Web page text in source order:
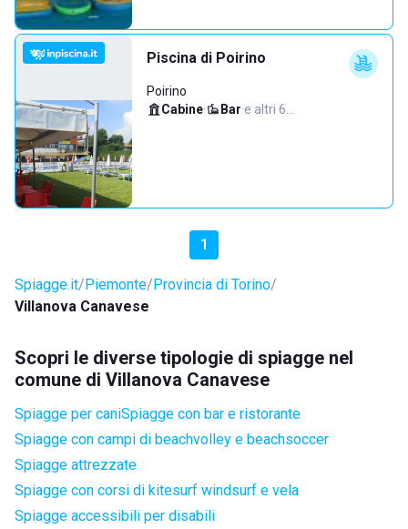
Piscina di Poirino
Poirino
Cabine· Bar·e altri 6…
1
Spiagge.it Piemonte Provincia di Torino
Villanova Canavese
Scopri le diverse tipologie di spiagge nel
comune di Villanova Canavese
Spiagge per caniSpiagge con bar e ristorante
Spiagge con campi di beachvolley e beachsoccer
Spiagge attrezzate
Spiagge con corsi di kitesurf windsurf e vela
Spiagge accessibili per disabili